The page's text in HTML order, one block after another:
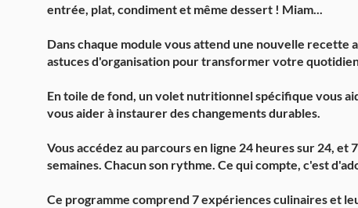
entrée, plat, condiment et même dessert ! Miam...
Dans chaque module vous attend une nouvelle recette
astuces d'organisation pour transformer votre
En toile de fond, un volet nutritionnel spécifique vous
vous aider à instaurer des changements durables.
Vous accédez au parcours en ligne 24 heures sur 24,
semaines. Chacun son rythme. Ce qui compte, c'est